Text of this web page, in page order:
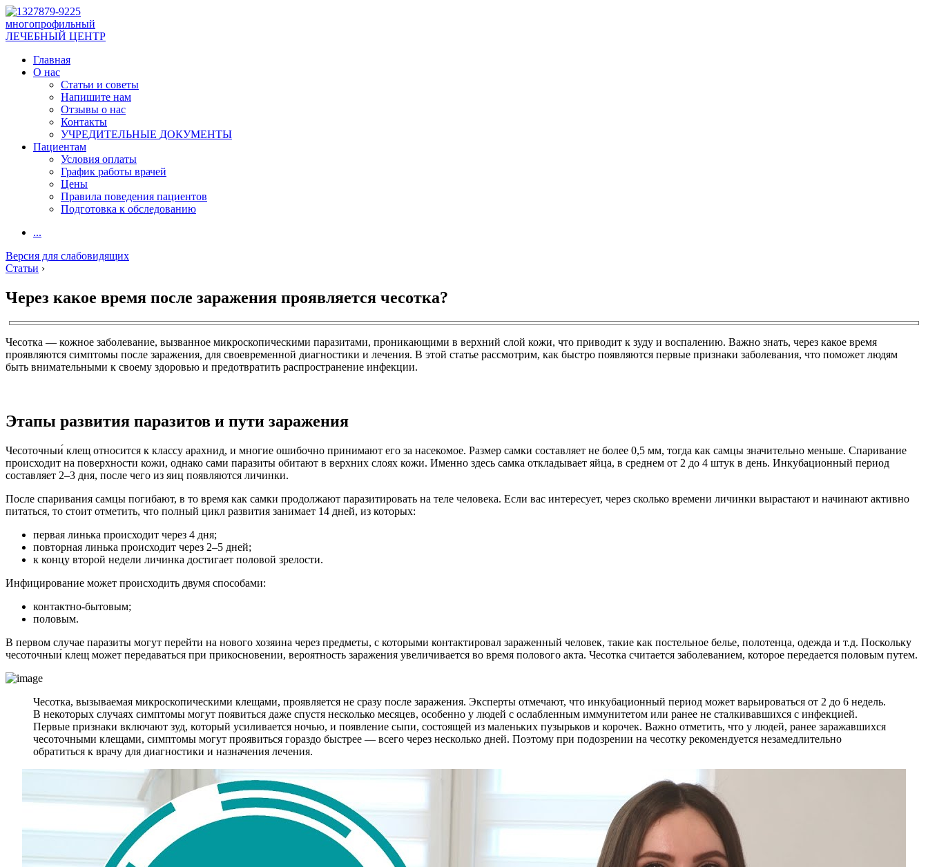
многопрофильный
ЛЕЧЕБНЫЙ ЦЕНТР
Главная
О нас
Статьи и советы
Напишите нам
Отзывы о нас
Контакты
УЧРЕДИТЕЛЬНЫЕ ДОКУМЕНТЫ
Пациентам
Условия оплаты
График работы врачей
Цены
Правила поведения пациентов
Подготовка к обследованию
...
Версия для слабовидящих
Статьи ›
Через какое время после заражения проявляется чесотка?
Чесотка — кожное заболевание, вызванное микроскопическими паразитами, проникающими в верхний слой кожи, что приводит к зуду и воспалению. Важно знать, через какое время
проявляются симптомы после заражения, для своевременной диагностики и лечения. В этой статье рассмотрим, как быстро появляются первые признаки заболевания, что поможет людям
быть внимательными к своему здоровью и предотвратить распространение инфекции.
Этапы развития паразитов и пути заражения
Чесоточныи́ клещ относится к классу арахнид, и многие ошибочно принимают его за насекомое. Размер самки составляет не более 0,5 мм, тогда как самцы значительно меньше. Спаривание
происходит на поверхности кожи, однако сами паразиты обитают в верхних слоях кожи. Именно здесь самка откладывает яйца, в среднем от 2 до 4 штук в день. Инкубационный период
составляет 2–3 дня, после чего из яиц появляются личинки.
После спаривания самцы погибают, в то время как самки продолжают паразитировать на теле человека. Если вас интересует, через сколько времени личинки вырастают и начинают активно
питаться, то стоит отметить, что полный цикл развития занимает 14 дней, из которых:
первая линька происходит через 4 дня;
повторная линька происходит через 2–5 дней;
к концу второй недели личинка достигает половой зрелости.
Инфицирование может происходить двумя способами:
контактно-бытовым;
половым.
В первом случае паразиты могут перейти на нового хозяина через предметы, с которыми контактировал зараженный человек, такие как постельное белье, полотенца, одежда и т.д. Поскольку
чесоточныи́ клещ может передаваться при прикосновении, вероятность заражения увеличивается во время полового акта. Чесотка считается заболеванием, которое передается половым путем.
Чесотка, вызываемая микроскопическими клещами, проявляется не сразу после заражения. Эксперты отмечают, что инкубационный период может варьироваться от 2 до 6 недель.
В некоторых случаях симптомы могут появиться даже спустя несколько месяцев, особенно у людей с ослабленным иммунитетом или ранее не сталкивавшихся с инфекцией.
Первые признаки включают зуд, который усиливается ночью, и появление сыпи, состоящей из маленьких пузырьков и корочек. Важно отметить, что у людей, ранее заражавшихся
чесоточными клещами, симптомы могут проявиться гораздо быстрее — всего через несколько дней. Поэтому при подозрении на чесотку рекомендуется незамедлительно
обратиться к врачу для диагностики и назначения лечения.